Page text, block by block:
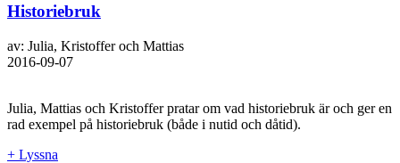
Historiebruk
av: Julia, Kristoffer och Mattias
2016-09-07
Julia, Mattias och Kristoffer pratar om vad historiebruk är och ger en
rad exempel på historiebruk (både i nutid och dåtid).
+ Lyssna